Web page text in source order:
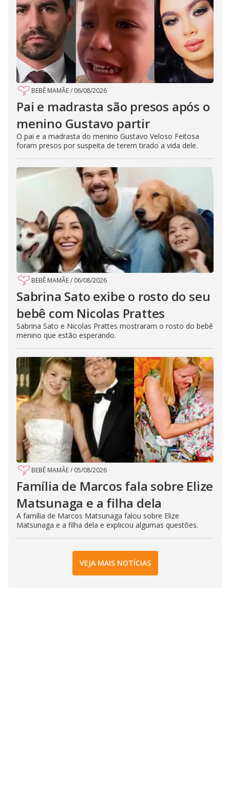
BEBÊ MAMÃE/ 06/08/2026
Pai e madrasta são presos após o
menino Gustavo partir
O pai e a madrasta do menino Gustavo Veloso Feitosa
foram presos por suspeita de terem tirado a vida dele.
BEBÊ MAMÃE/ 06/08/2026
Sabrina Sato exibe o rosto do seu
bebê com Nicolas Prattes
Sabrina Sato e Nicolas Prattes mostraram o rosto do bebê
menino que estão esperando.
BEBÊ MAMÃE/ 05/08/2026
Família de Marcos fala sobre Elize
Matsunaga e a filha dela
A família de Marcos Matsunaga falou sobre Elize
Matsunaga e a filha dela e explicou algumas questões.
VEJA MAIS NOTÍCIAS